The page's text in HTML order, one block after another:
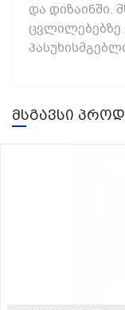
და დიზაინში.
ცვლილებებზე
მსგავსი